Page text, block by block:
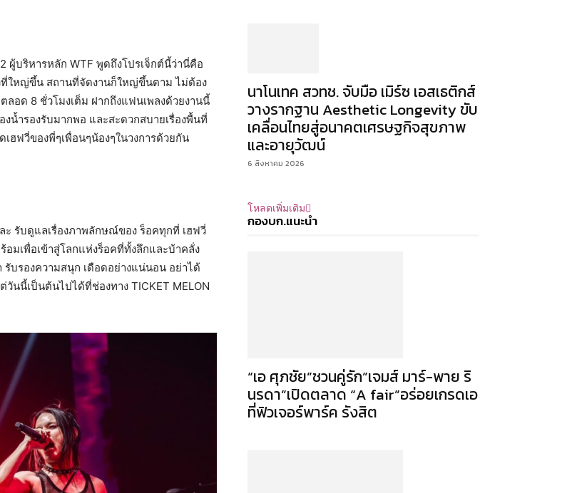
ผู้บริหารหลัก WTF พูดถึงโปรเจ็กต์นี้ว่านี่คือ
ใหญ่ขึ้น สถานที่จัดงานก็ใหญ่ขึ้นตาม ไม่ต้อง
ลอด 8 ชั่วโมงเต็ม ฝากถึงแฟนเพลงด้วยงานนี้
น้ำรองรับมากพอ และสะดวกสบายเรื่องพื้นที่
ฮฟวี่ของพี่ๆเพื่อนๆน้องๆในวงการด้วยกัน
ะ รับดูแลเรื่องภาพลักษณ์ของ ร็อคทุกที่ เฮฟวี่
มเพื่อเข้าสู่โลกแห่งร็อคที่ทั้งลึกและบ้าคลั่ง
บรองความสนุก เดือดอย่างแน่นอน อย่าได้
นนี้เป็นต้นไปได้ที่ช่องทาง TICKET MELON
นาโนเทค สวทช. จับมือ เมิร์ซ เอสเธติกส์
วางรากฐาน Aesthetic Longevity ขับ
เคลื่อนไทยสู่อนาคตเศรษฐกิจสุขภาพ
และอายุวัฒน์
6 สิงหาคม 2026
โหลดเพิ่มเติม
กองบก.แนะนำ
“เอ ศุภชัย”ชวนคู่รัก”เจมส์ มาร์-พาย ริ
นรดา”เปิดตลาด “A fair”อร่อยเกรดเอ
ที่ฟิวเจอร์พาร์ค รังสิต